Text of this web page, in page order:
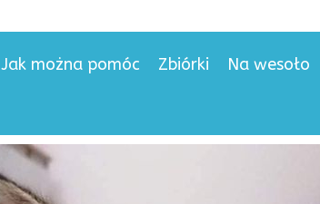
Jak można pomóc Zbiórki Na wesoło